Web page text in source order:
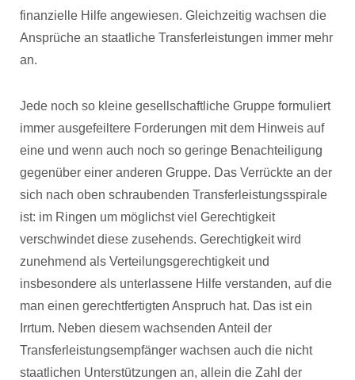
finanzielle Hilfe angewiesen. Gleichzeitig wachsen die
Ansprüche an staatliche Transferleistungen immer mehr
an.
Jede noch so kleine gesellschaftliche Gruppe formuliert
immer ausgefeiltere Forderungen mit dem Hinweis auf
eine und wenn auch noch so geringe Benachteiligung
gegenüber einer anderen Gruppe. Das Verrückte an der
sich nach oben schraubenden Transferleistungsspirale
ist: im Ringen um möglichst viel Gerechtigkeit
verschwindet diese zusehends. Gerechtigkeit wird
zunehmend als Verteilungsgerechtigkeit und
insbesondere als unterlassene Hilfe verstanden, auf die
man einen gerechtfertigten Anspruch hat. Das ist ein
Irrtum. Neben diesem wachsenden Anteil der
Transferleistungsempfänger wachsen auch die nicht
staatlichen Unterstützungen an, allein die Zahl der